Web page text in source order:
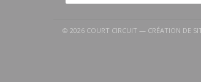
© 2026 COURT CIRCUIT — CRÉATION DE